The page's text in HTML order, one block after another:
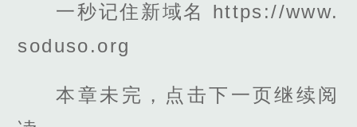
一秒记住新域名 https://www.
soduso.org
本章未完，点击下一页继续阅